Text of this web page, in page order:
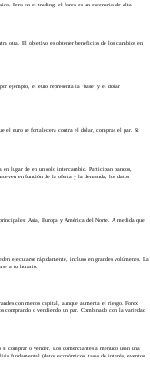
Pero en el trading, el forex es un escenario de alta
otra. El objetivo es obtener beneficios de los cambios en
ejemplo, el euro representa la "base" y el dólar
el euro se fortalecerá contra el dólar, compras el par. Si
lugar de en un solo intercambio. Participan bancos,
en función de la oferta y la demanda, los datos
Asia, Europa y América del Norte. A medida que
ejecutarse rápidamente, incluso en grandes volúmenes. La
a tu horario.
con menos capital, aunque aumenta el riesgo. Forex
comprando o vendiendo un par. Combinado con la variedad
comprar o vender. Los comerciantes a menudo usan una
fundamental (datos económicos, tasas de interés, eventos